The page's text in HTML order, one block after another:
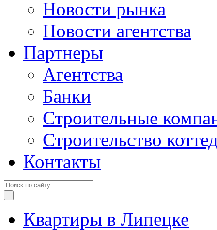
Новости рынка
Новости агентства
Партнеры
Агентства
Банки
Строительные
Строительство
Контакты
Квартиры в Липецке